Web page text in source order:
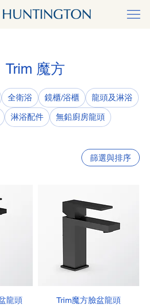
Trim 魔方
全衛浴 鏡櫃/浴櫃
龍頭及淋浴
淋浴配件 無鉛廚房龍頭
篩選與排序
龍頭
Trim魔方臉盆龍頭